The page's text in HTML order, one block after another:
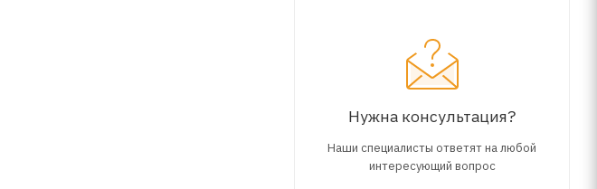
Нужна консультация?
Наши специалисты ответят на любой
интересующий вопрос